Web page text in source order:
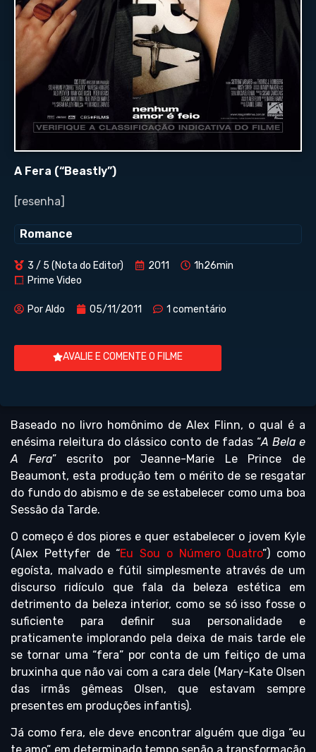
A Fera (“Beastly”)
[resenha]
Romance
3 / 5 (Nota do Editor) 2011
1h26min
Prime Video
PorAldo 05/11/2011 1 comentário
AVALIE E COMENTE O FILME
Baseado no livro homônimo de Alex Flinn, o qual é a
enésima releitura do clássico conto de fadas “A Bela e
A Fera” escrito por Jeanne-Marie Le Prince de
Beaumont, esta produção tem o mérito de se resgatar
do fundo do abismo e de se estabelecer como uma boa
Sessão da Tarde.
O começo é dos piores e quer estabelecer o jovem Kyle
(Alex Pettyfer de “Eu Sou o Número Quatro”) como
egoísta, malvado e fútil simplesmente através de um
discurso ridículo que fala da beleza estética em
detrimento da beleza interior, como se só isso fosse o
suficiente para definir sua personalidade e
praticamente implorando pela deixa de mais tarde ele
se tornar uma “fera” por conta de um feitiço de uma
bruxinha que não vai com a cara dele (Mary-Kate Olsen
das irmãs gêmeas Olsen, que estavam sempre
presentes em produções infantis).
Já como fera, ele deve encontrar alguém que diga “eu